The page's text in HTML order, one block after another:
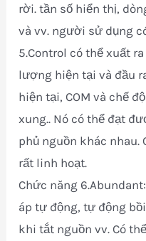
rời. tần số hiển thị,
và vv. người sử dụng
5.Control có thể xuất
lượng hiện tại và đầu
hiện tại, COM và chế
xung.. Nó có thể đạt
phủ nguồn khác nhau.
rất linh hoạt.
Chức năng
áp tự động, tự động
khi tắt nguồn vv. Có